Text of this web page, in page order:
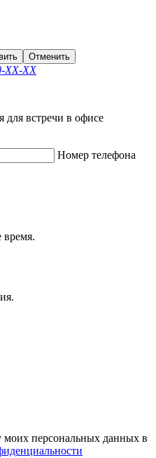
Отменить
XX-XX
для встречи в офисе
Номер телефона
время.
моих персональных данных в